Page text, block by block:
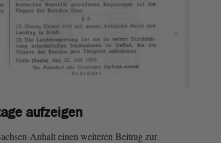
aufzeigen
Anhalt einen weiteren Beitrag zur